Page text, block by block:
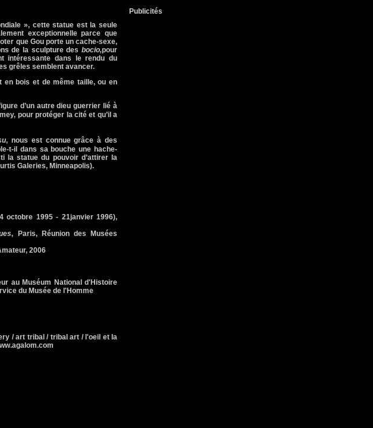
», cette statue est la seule
exceptionnelle parce que
que Gou porte un cache-sexe,
de la sculpture des bocio,pour
intéressante dans le rendu du
grêles semblent avancer.
en bois et de même taille, ou en
d’un autre dieu guerrier lié à
pour protéger la cité et qu’il a
, nous est connue grâce à des
t-il dans sa bouche une hache-
la statue du pouvoir d’attirer la
Galeries, Minneapolis).
octobre 1995 - 21janvier 1996),
, Paris, Réunion des Musées
2006
au Muséum National d'Histoire
du Musée de l'Homme
/ art tribal / tribal art / l'oeil et la
Publicités